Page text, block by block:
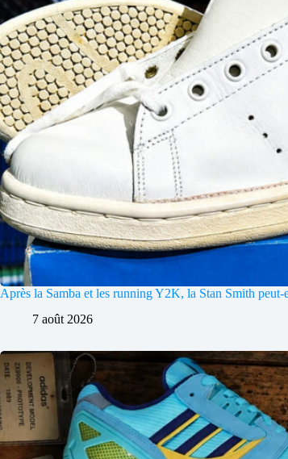
Après la Samba et les running Y2K, la Stan Smith
7 août 2026